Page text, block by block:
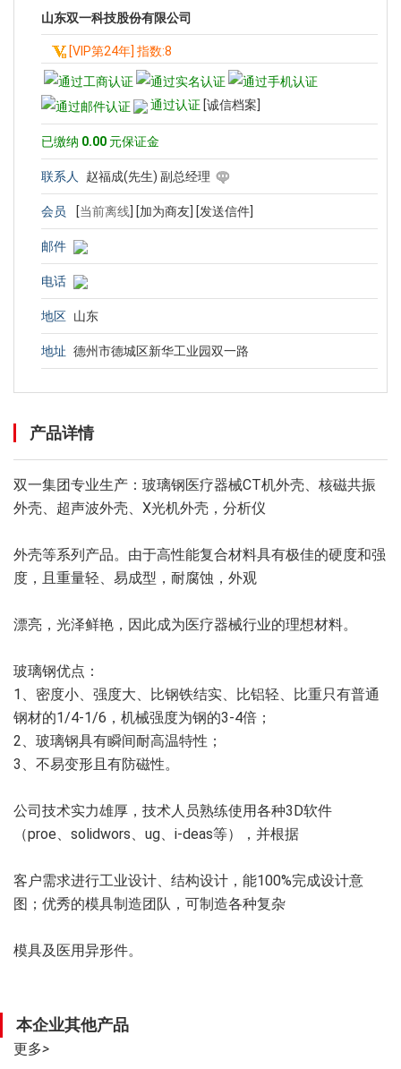
山东双一科技股份有限公司
[VIP第24年] 指数:8
通过认证 [诚信档案]
已缴纳 0.00 元保证金
联系人 赵福成(先生) 副总经理
会员 [当前离线 [加为商友] [发送信件]
邮件
电话
地区 山东
地址 德州市德城区新华工业园双一路
产品详情
双一集团专业生产：玻璃钢医疗器械CT机外壳、核磁共振
外壳、超声波外壳、X光机外壳，分析仪
外壳等系列产品。由于高性能复合材料具有极佳的硬度和强
度，且重量轻、易成型，耐腐蚀，外观
漂亮，光泽鲜艳，因此成为医疗器械行业的理想材料。
玻璃钢优点：
1、密度小、强度大、比钢铁结实、比铝轻、比重只有普通
钢材的1/4-1/6，机械强度为钢的3-4倍；
2、玻璃钢具有瞬间耐高温特性；
3、不易变形且有防磁性。
公司技术实力雄厚，技术人员熟练使用各种3D软件
（proe、solidwors、ug、i-deas等），并根据
客户需求进行工业设计、结构设计，能100%完成设计意
图；优秀的模具制造团队，可制造各种复杂
模具及医用异形件。
本企业其他产品
更多>